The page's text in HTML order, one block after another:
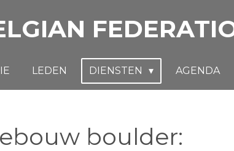
LEDEN DIENSTEN AGENDA
boulder: